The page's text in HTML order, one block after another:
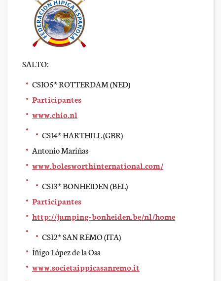
SALTO:
CSIO5* ROTTERDAM (NED)
Participantes
www.chio.nl
CSI4* HARTHILL (GBR)
Antonio Mariñas
www.bolesworthinternational.com/
CSI3* BONHEIDEN (BEL)
Participantes
http://jumping-bonheiden.be/nl/home
CSI2* SAN REMO (ITA)
Íñigo López de la Osa
www.societaippicasanremo.it